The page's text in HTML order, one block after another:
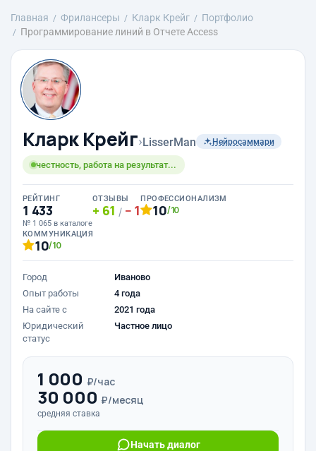
Главная Фрилансеры Кларк Крейг
Портфолио
Программирование линий в Отчете Access
Кларк Крейг›LisserMan Нейросаммари
честность, работа на результат...
РЕЙТИНГ
1 433
№ 1 065 в каталоге
ОТЗЫВЫ
61 / 1
ПРОФЕССИОНАЛИЗМ
10/10
КОММУНИКАЦИЯ
10/10
Город
Иваново
Опыт работы
4 года
На сайте с
2021 года
Юридический
статус
Частное лицо
1 000 ₽/час
30 000 ₽/месяц
средняя ставка
Начать диалог